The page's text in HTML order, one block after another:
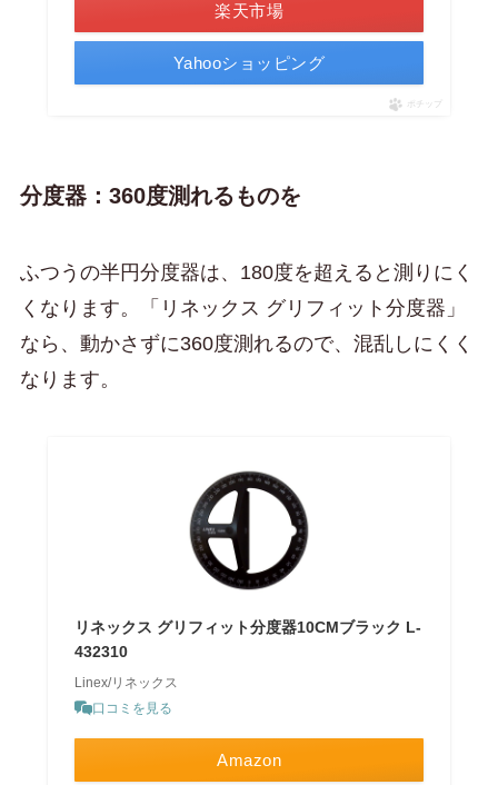
楽天市場
Yahooショッピング
ポチップ
分度器：360度測れるものを
ふつうの半円分度器は、180度を超えると測りにく
くなります。「リネックス グリフィット分度器」
なら、動かさずに360度測れるので、混乱しにくく
なります。
リネックス グリフィット分度器10CMブラック L-
432310
Linex/リネックス
口コミを見る
Amazon